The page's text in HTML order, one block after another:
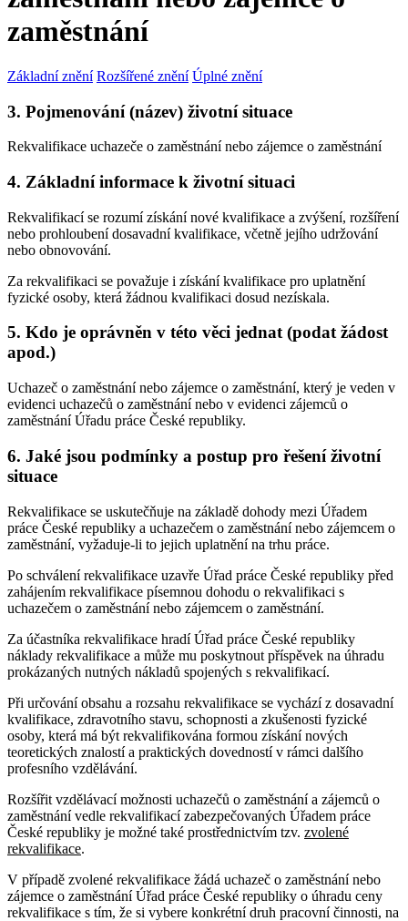
zaměstnání
Základní znění Rozšířené znění Úplné znění
3. Pojmenování (název) životní situace
Rekvalifikace uchazeče o zaměstnání nebo zájemce o zaměstnání
4. Základní informace k životní situaci
Rekvalifikací se rozumí získání nové kvalifikace a zvýšení, rozšíření
nebo prohloubení dosavadní kvalifikace, včetně jejího udržování
nebo obnovování.
Za rekvalifikaci se považuje i získání kvalifikace pro uplatnění
fyzické osoby, která žádnou kvalifikaci dosud nezískala.
5. Kdo je oprávněn v této věci jednat (podat žádost
apod.)
Uchazeč o zaměstnání nebo zájemce o zaměstnání, který je veden v
evidenci uchazečů o zaměstnání nebo v evidenci zájemců o
zaměstnání Úřadu práce České republiky.
6. Jaké jsou podmínky a postup pro řešení životní
situace
Rekvalifikace se uskutečňuje na základě dohody mezi Úřadem
práce České republiky a uchazečem o zaměstnání nebo zájemcem o
zaměstnání, vyžaduje-li to jejich uplatnění na trhu práce.
Po schválení rekvalifikace uzavře Úřad práce České republiky před
zahájením rekvalifikace písemnou dohodu o rekvalifikaci s
uchazečem o zaměstnání nebo zájemcem o zaměstnání.
Za účastníka rekvalifikace hradí Úřad práce České republiky
náklady rekvalifikace a může mu poskytnout příspěvek na úhradu
prokázaných nutných nákladů spojených s rekvalifikací.
Při určování obsahu a rozsahu rekvalifikace se vychází z dosavadní
kvalifikace, zdravotního stavu, schopnosti a zkušenosti fyzické
osoby, která má být rekvalifikována formou získání nových
teoretických znalostí a praktických dovedností v rámci dalšího
profesního vzdělávání.
Rozšířit vzdělávací možnosti uchazečů o zaměstnání a zájemců o
zaměstnání vedle rekvalifikací zabezpečovaných Úřadem práce
České republiky je možné také prostřednictvím tzv. zvolené
rekvalifikace.
V případě zvolené rekvalifikace žádá uchazeč o zaměstnání nebo
zájemce o zaměstnání Úřad práce České republiky o úhradu ceny
rekvalifikace s tím, že si vybere konkrétní druh pracovní činnosti, na